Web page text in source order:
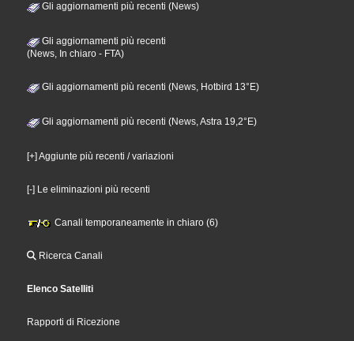
Gli aggiornamenti più recenti (News)
Gli aggiornamenti più recenti
(News, In chiaro - FTA)
Gli aggiornamenti più recenti (News, Hotbird 13°E)
Gli aggiornamenti più recenti (News, Astra 19,2°E)
[+] Aggiunte più recenti / variazioni
[-] Le eliminazioni più recenti
Canali temporaneamente in chiaro (6)
Ricerca Canali
Elenco Satelliti
Rapporti di Ricezione